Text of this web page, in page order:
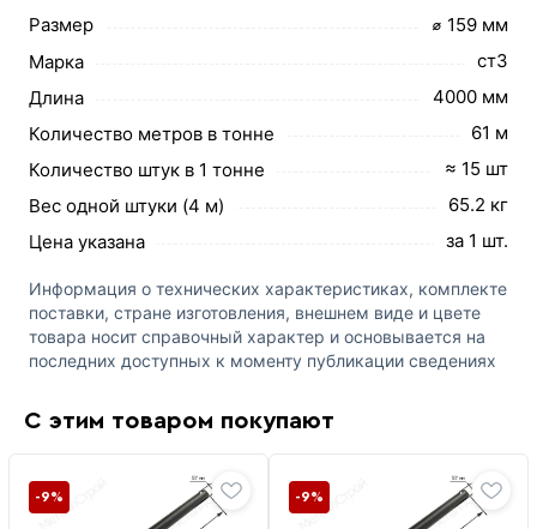
Размер
⌀ 159 мм
Марка
ст3
Длина
4000 мм
Количество метров в тонне
61 м
Количество штук в 1 тонне
≈ 15 шт
Вес одной штуки (4 м)
65.2 кг
Цена указана
за 1 шт.
Информация о технических характеристиках, комплекте
поставки, стране изготовления, внешнем виде и цвете
товара носит справочный характер и основывается на
последних доступных к моменту публикации сведениях
С этим товаром покупают
-9% -9%